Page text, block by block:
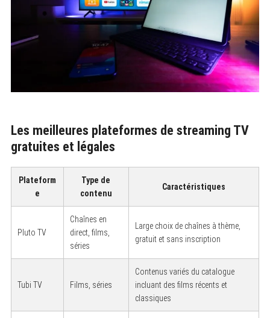
Les meilleures plateformes de streaming TV
gratuites et légales
Plateform
e
Type de
contenu
Caractéristiques
Pluto TV
Chaînes en
direct, films,
séries
Large choix de chaînes à thème,
gratuit et sans inscription
Tubi TV Films, séries
Contenus variés du catalogue
incluant des films récents et
classiques